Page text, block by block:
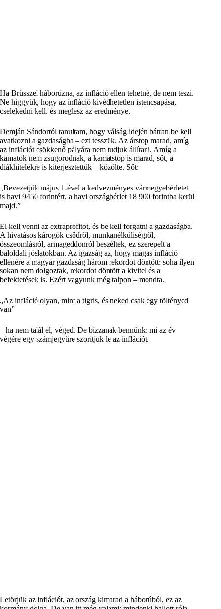
Ha Brüsszel háborúzna, az infláció ellen tehetné, de nem teszi.
Ne higgyük, hogy az infláció kivédhetetlen istencsapása,
cselekedni kell, és meglesz az eredménye.
Demján Sándortól tanultam, hogy válság idején bátran be kell
avatkozni a gazdaságba – ezt tesszük. Az árstop marad, amíg
az inflációt csökkenő pályára nem tudjuk állítani. Amíg a
kamatok nem zsugorodnak, a kamatstop is marad, sőt, a
diákhitelekre is kiterjesztettük – közölte. Sőt:
Bevezetjük május 1-ével a kedvezményes vármegyebérletet
is havi 9450 forintért, a havi országbérlet 18 900 forintba kerül
majd.
El kell venni az extraprofitot, és be kell forgatni a gazdaságba.
A hivatásos károgók csődről, munkanélküliségről,
összeomlásról, armageddonról beszéltek, ez szerepelt a
baloldali jóslatokban. Az igazság az, hogy magas infláció
ellenére a magyar gazdaság három rekordot döntött: soha ilyen
sokan nem dolgoztak, rekordot döntött a kivitel és a
befektetések is. Ezért vagyunk még talpon – mondta.
Az infláció olyan, mint a tigris, és neked csak egy töltényed
van
– ha nem talál el, véged. De bízzanak bennünk: mi az év
végére egy számjegyűre szorítjuk le az inflációt.
Letörjük az inflációt, az ország kimarad a háborúból, ez az